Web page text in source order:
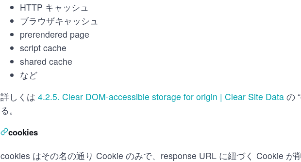
HTTP キャッシュ
ブラウザキャッシュ
prerendered page
script cache
shared cache
など
詳しくは 4.2.5. Clear DOM-accessible storage for origin | Clear Site Dataの
る。
cookies
cookies はその名の通り Cookie のみで、response URL に紐づく Cookie が